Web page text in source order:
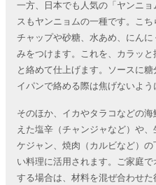
一方、日本でも人気の「ヤンニ
スもヤンニョムの一種です。こ
チャップや砂糖、水あめ、にん
みをつけます。これを、カラッ
と絡めて仕上げます。ソースに
イパンで絡める際は焦げないよう
そのほか、イカやタラコなどの
えた塩辛（チャンジャなど）や
ケジャン、焼肉（カルビなど）
い料理に活用されます。ご家庭
する場合は、材料を混ぜ合わせ